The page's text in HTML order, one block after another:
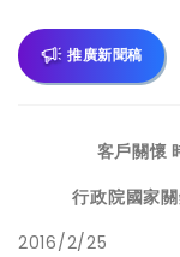
推廣新聞稿
客戶關懷
行政院國家
2016/2/25